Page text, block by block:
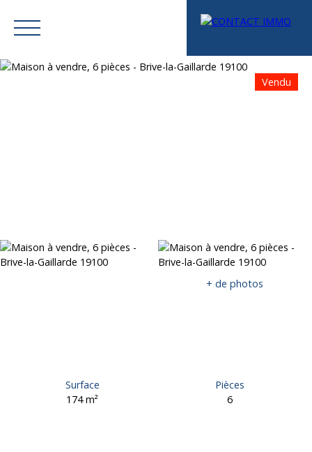
Mes favoris Espace vendeur Estimation
Vendu
+ de photos
Surface
174m²
Pièces
6